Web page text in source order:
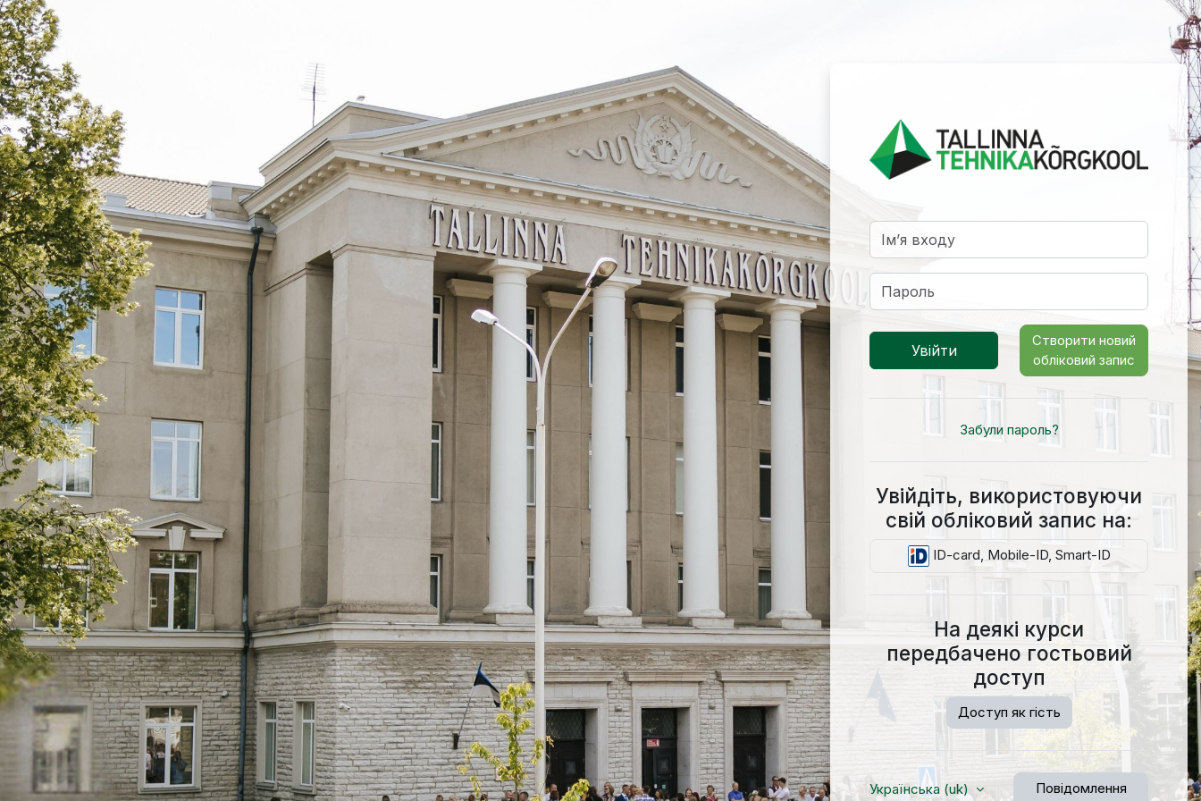
Перейти до головного вмісту
Увійти до
Пропустити створення нового екаунту
Ім’я входу
Пароль
Увійти
Створити новий
обліковий запис
Забули пароль?
Увійдіть, використовуючи
свій обліковий запис на:
ID-card, Mobile-ID, Smart-ID
На деякі курси
передбачено гостьовий
доступ
Доступ як гість
Українська ‎(uk)‎
Повідомлення